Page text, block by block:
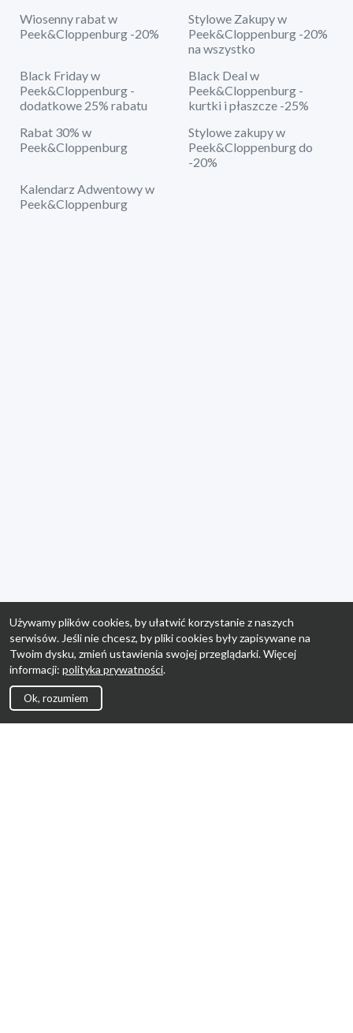
Wiosenny rabat w
Peek&Cloppenburg -20%
Stylowe Zakupy w
Peek&Cloppenburg -20%
na wszystko
Black Friday w
Peek&Cloppenburg -
dodatkowe 25% rabatu
Black Deal w
Peek&Cloppenburg -
kurtki i płaszcze -25%
Rabat 30% w
Peek&Cloppenburg
Stylowe zakupy w
Peek&Cloppenburg do
-20%
Kalendarz Adwentowy w
Peek&Cloppenburg
Używamy plików cookies, by ułatwić korzystanie z naszych
serwisów. Jeśli nie chcesz, by pliki cookies były zapisywane na
Twoim dysku, zmień ustawienia swojej przeglądarki. Więcej
informacji: polityka prywatności.
Ok, rozumiem